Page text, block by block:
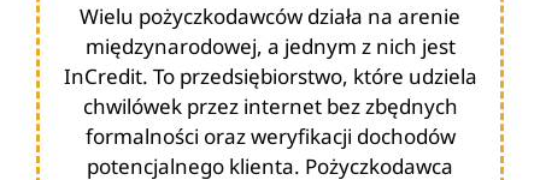
Wielu pożyczkodawców działa na arenie
międzynarodowej, a jednym z nich jest
InCredit. To przedsiębiorstwo, które udziela
chwilówek przez internet bez zbędnych
formalności oraz weryfikacji dochodów
potencjalnego klienta. Pożyczkodawca